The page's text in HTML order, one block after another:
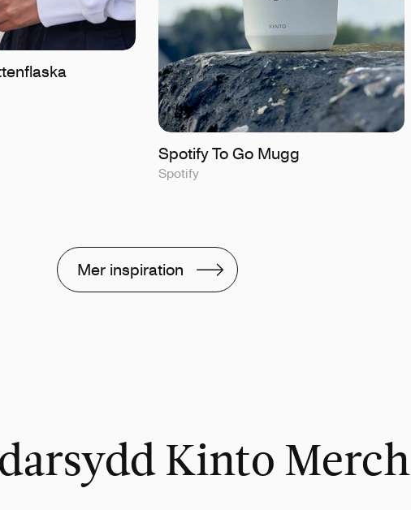
Spotify To Go Mugg
Spotify
Mer inspiration
Kinto Merch